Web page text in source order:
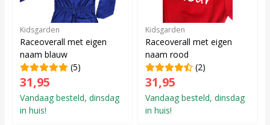
Kidsgarden
Raceoverall met eigen
naam blauw
(5)
31,95
Vandaag besteld, dinsdag
in huis!
Kidsgarden
Raceoverall met eigen
naam rood
(2)
31,95
Vandaag besteld, dinsdag
in huis!